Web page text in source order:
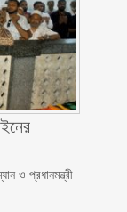
ও প্রধানমন্ত্রী